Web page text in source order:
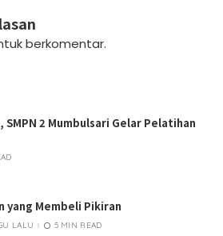
berkomentar.
2 Mumbulsari Gelar Pelatihan
yang Membeli Pikiran
LALU 5 MIN READ